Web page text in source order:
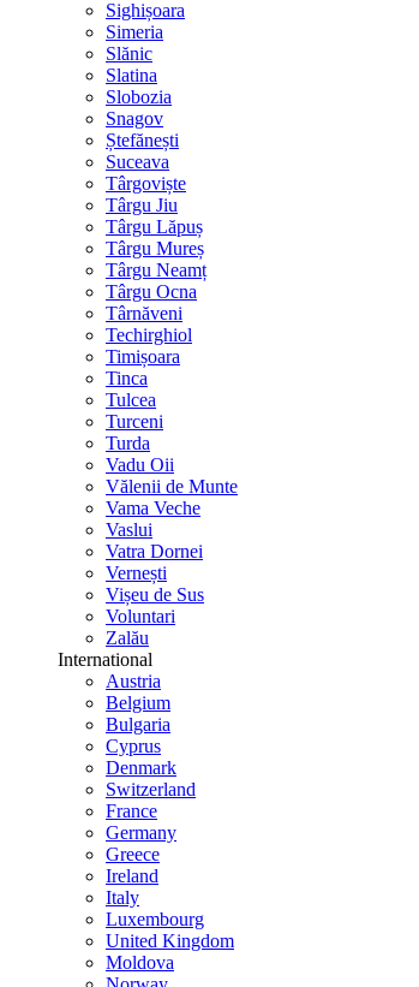
Sighișoara
Simeria
Slănic
Slatina
Slobozia
Snagov
Ștefănești
Suceava
Târgoviște
Târgu Jiu
Târgu Lăpuș
Târgu Mureș
Târgu Neamț
Târgu Ocna
Târnăveni
Techirghiol
Timișoara
Tinca
Tulcea
Turceni
Turda
Vadu Oii
Vălenii de Munte
Vama Veche
Vaslui
Vatra Dornei
Vernești
Vișeu de Sus
Voluntari
Zalău
International
Austria
Belgium
Bulgaria
Cyprus
Denmark
Switzerland
France
Germany
Greece
Ireland
Italy
Luxembourg
United Kingdom
Moldova